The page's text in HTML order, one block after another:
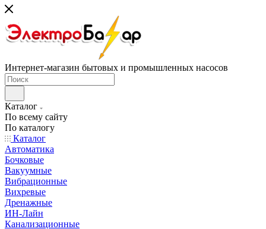
Интернет-магазин бытовых и промышленных насосов
Каталог
По всему сайту
По каталогу
Каталог
Автоматика
Бочковые
Вакуумные
Вибрационные
Вихревые
Дренажные
ИН-Лайн
Канализационные